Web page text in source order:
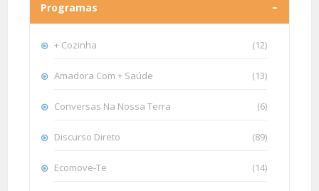
Programas
+ Cozinha (12)
Amadora Com + Saúde (13)
Conversas Na Nossa Terra (6)
Discurso Direto (89)
Ecomove-Te (14)